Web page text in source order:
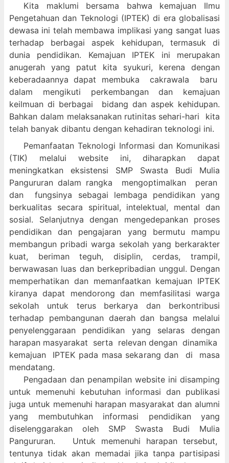
Kita maklumi bersama bahwa kemajuan Ilmu
Pengetahuan dan Teknologi (IPTEK) di era globalisasi
dewasa ini telah membawa implikasi yang sangat luas
terhadap berbagai aspek kehidupan, termasuk di
dunia pendidikan. Kemajuan IPTEK ini merupakan
anugerah yang patut kita syukuri, kerena dengan
keberadaannya dapat membuka cakrawala baru
dalam mengikuti perkembangan dan kemajuan
keilmuan di berbagai bidang dan aspek kehidupan.
Bahkan dalam melaksanakan rutinitas sehari-hari kita
telah banyak dibantu dengan kehadiran teknologi ini.
Pemanfaatan Teknologi Informasi dan Komunikasi
(TIK) melalui website ini, diharapkan dapat
meningkatkan eksistensi SMP Swasta Budi Mulia
Pangururan dalam rangka mengoptimalkan peran
dan fungsinya sebagai lembaga pendidikan yang
berkualitas secara spiritual, intelektual, mental dan
sosial. Selanjutnya dengan mengedepankan proses
pendidikan dan pengajaran yang bermutu mampu
membangun pribadi warga sekolah yang berkarakter
kuat, beriman teguh, disiplin, cerdas, trampil,
berwawasan luas dan berkepribadian unggul. Dengan
memperhatikan dan memanfaatkan kemajuan IPTEK
kiranya dapat mendorong dan memfasilitasi warga
sekolah untuk terus berkarya dan berkontribusi
terhadap pembangunan daerah dan bangsa melalui
penyelenggaraan pendidikan yang selaras dengan
harapan masyarakat serta relevan dengan dinamika
kemajuan IPTEK pada masa sekarang dan di masa
mendatang.
Pengadaan dan penampilan website ini disamping
untuk memenuhi kebutuhan informasi dan publikasi
juga untuk memenuhi harapan masyarakat dan alumni
yang membutuhkan informasi pendidikan yang
diselenggarakan oleh SMP Swasta Budi Mulia
Pangururan. Untuk memenuhi harapan tersebut,
tentunya tidak akan memadai jika tanpa partisipasi